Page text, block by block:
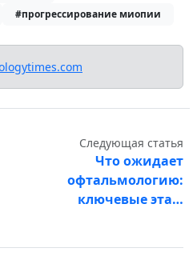
#прогрессирование миопии
Следующая статья
Что ожидает
офтальмологию:
ключевые эта…